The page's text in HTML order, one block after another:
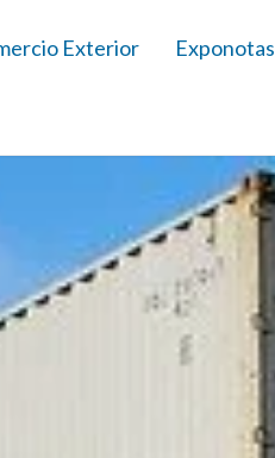
Exterior Exponotas